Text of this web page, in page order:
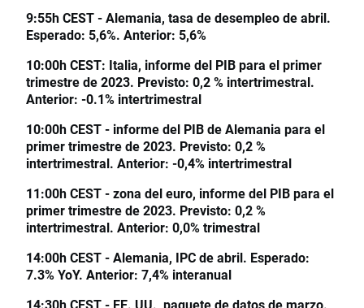
9:55h CEST - Alemania, tasa de desempleo de abril.
Esperado: 5,6%. Anterior: 5,6%
10:00h CEST: Italia, informe del PIB para el primer
trimestre de 2023. Previsto: 0,2 % intertrimestral.
Anterior: -0.1% intertrimestral
10:00h CEST - informe del PIB de Alemania para el
primer trimestre de 2023. Previsto: 0,2 %
intertrimestral. Anterior: -0,4% intertrimestral
11:00h CEST - zona del euro, informe del PIB para el
primer trimestre de 2023. Previsto: 0,2 %
intertrimestral. Anterior: 0,0% trimestral
14:00h CEST - Alemania, IPC de abril. Esperado:
7.3% YoY. Anterior: 7,4% interanual
14:30h CEST - EE. UU., paquete de datos de marzo.